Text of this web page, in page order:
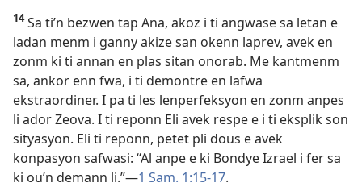
14Sa ti’n bezwen tap Ana, akoz i ti angwase sa letan e
ladan menm i ganny akize san okenn laprev, avek en
zonm ki ti annan en plas sitan onorab. Me kantmenm
sa, ankor enn fwa, i ti demontre en lafwa
ekstraordiner. I pa ti les lenperfeksyon en zonm anpes
li ador Zeova. I ti reponn Eli avek respe e i ti eksplik son
sityasyon. Eli ti reponn, petet pli dous e avek
konpasyon safwasi: “Al anpe e ki Bondye Izrael i fer sa
ki ou’n demann li.”​—1 Sam. 1:15-17.